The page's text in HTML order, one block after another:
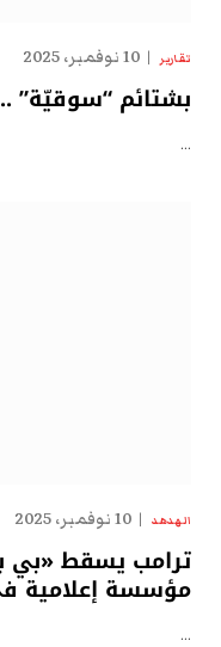
تقارير 10 نوفمبر، 2025
بشتائم “سوقيّة”
…
الهدهد 10 نوفمبر، 2025
ترامب يسقط «بي
مؤسسة إعلامية
…